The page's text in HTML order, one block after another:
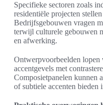
Specifieke sectoren zoals
residentiële projecten
Bedrijfsgebouwen vragen
terwijl culturele gebouwen
en afwerking.
Ontwerpvoorbeelden lopen
accentgevels met
Composietpanelen kunnen
of subtiele accenten bieden